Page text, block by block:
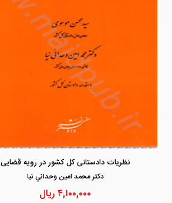
نظریات دادستانی کل کشور در رویه قضایی
دكتر محمد امين وحداني نيا
۴,۱۰۰,۰۰۰ریال